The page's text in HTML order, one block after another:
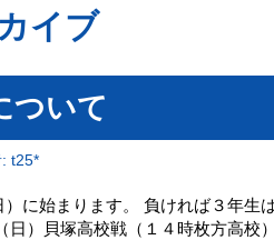
イブ
ついて
t25*
に始まります。 負ければ３年生
日）貝塚高校戦（１４時枚方高校